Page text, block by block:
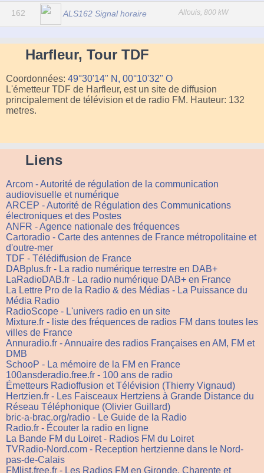
162 ALS162 Signal horaire Allouis, 800 kW
Harfleur, Tour TDF
Coordonnées: 49°30'14" N, 00°10'32" O
L'émetteur TDF de Harfleur, est un site de diffusion
principalement de télévision et de radio FM. Hauteur: 132
metres.
Liens
Arcom - Autorité de régulation de la communication
audiovisuelle et numérique
ARCEP - Autorité de Régulation des Communications
électroniques et des Postes
ANFR - Agence nationale des fréquences
Cartoradio - Carte des antennes de France métropolitaine et
d'outre-mer
TDF - Télédiffusion de France
DABplus.fr - La radio numérique terrestre en DAB+
LaRadioDAB.fr - La radio numérique DAB+ en France
La Lettre Pro de la Radio & des Médias - La Puissance du
Média Radio
RadioScope - L'univers radio en un site
Mixture.fr - liste des fréquences de radios FM dans toutes les
villes de France
Annuradio.fr - Annuaire des radios Françaises en AM, FM et
DMB
SchooP - La mémoire de la FM en France
100ansderadio.free.fr - 100 ans de radio
Émetteurs Radioffusion et Télévision (Thierry Vignaud)
Hertzien.fr - Les Faisceaux Hertziens à Grande Distance du
Réseau Téléphonique (Olivier Guillard)
bric-a-brac.org/radio - Le Guide de la Radio
Radio.fr - Écouter la radio en ligne
La Bande FM du Loiret - Radios FM du Loiret
TVRadio-Nord.com - Reception hertzienne dans le Nord-
pas-de-Calais
FMlist.free.fr - Les Radios FM en Gironde, Charente et